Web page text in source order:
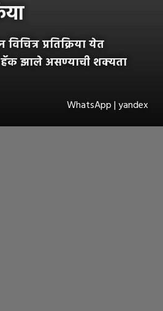
प्रतिक्रिया येत
झाले असण्याची शक्यता
WhatsApp | yandex